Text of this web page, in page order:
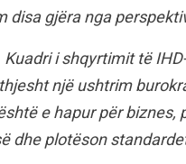
disa gjëra nga
i shqyrtimit të
një ushtrim
e hapur për biznes,
dhe plotëson